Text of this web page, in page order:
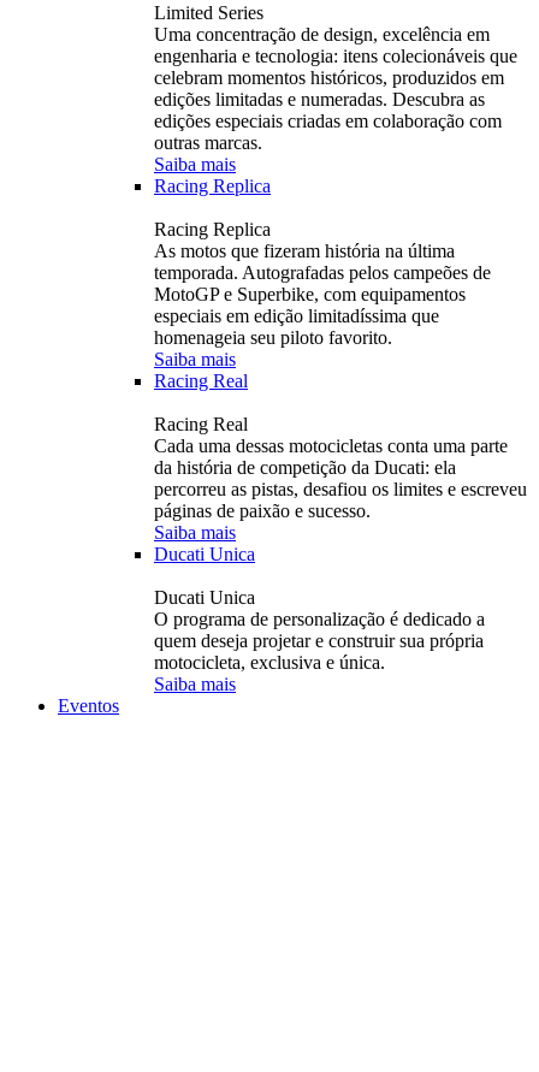
Limited Series
Uma concentração de design, excelência em
engenharia e tecnologia: itens colecionáveis ​​que
celebram momentos históricos, produzidos em
edições limitadas e numeradas. Descubra as
edições especiais criadas em colaboração com
outras marcas.
Saiba mais
Racing Replica
Racing Replica
As motos que fizeram história na última
temporada. Autografadas pelos campeões de
MotoGP e Superbike, com equipamentos
especiais em edição limitadíssima que
homenageia seu piloto favorito.
Saiba mais
Racing Real
Racing Real
Cada uma dessas motocicletas conta uma parte
da história de competição da Ducati: ela
percorreu as pistas, desafiou os limites e escreveu
páginas de paixão e sucesso.
Saiba mais
Ducati Unica
Ducati Unica
O programa de personalização é dedicado a
quem deseja projetar e construir sua própria
motocicleta, exclusiva e única.
Saiba mais
Eventos